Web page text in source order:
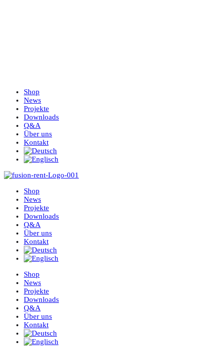
Shop
News
Projekte
Downloads
Q&A
Über uns
Kontakt
Shop
News
Projekte
Downloads
Q&A
Über uns
Kontakt
Shop
News
Projekte
Downloads
Q&A
Über uns
Kontakt